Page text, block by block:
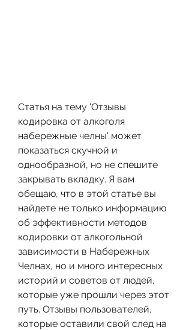
Статья на тему 'Отзывы
кодировка от алкоголя
набережные челны' может
показаться скучной и
однообразной, но не спешите
закрывать вкладку. Я вам
обещаю, что в этой статье вы
найдете не только информацию
об эффективности методов
кодировки от алкогольной
зависимости в Набережных
Челнах, но и много интересных
историй и советов от людей,
которые уже прошли через этот
путь. Отзывы пользователей,
которые оставили свой след на